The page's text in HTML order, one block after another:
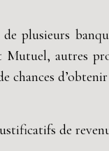
plusieurs
autres
de